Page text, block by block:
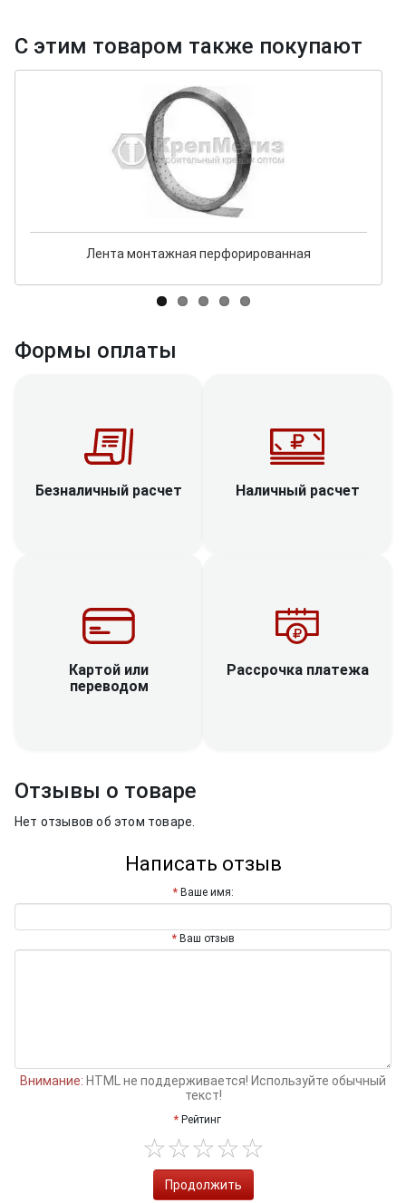
С этим товаром также покупают
Лента монтажная перфорированная
Формы оплаты
Безналичный расчет Наличный расчет
Картой или
переводом
Рассрочка платежа
Отзывы о товаре
Нет отзывов об этом товаре.
Написать отзыв
Ваше имя:
Ваш отзыв
Внимание: HTML не поддерживается! Используйте обычный
текст!
Рейтинг
Продолжить